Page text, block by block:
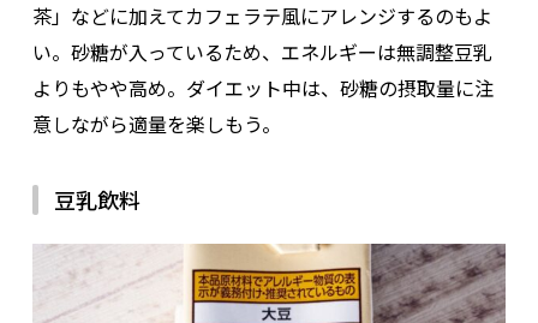
茶」などに加えてカフェラテ風にアレンジするのもよ
い。砂糖が入っているため、エネルギーは無調整豆乳
よりもやや高め。ダイエット中は、砂糖の摂取量に注
意しながら適量を楽しもう。
豆乳飲料